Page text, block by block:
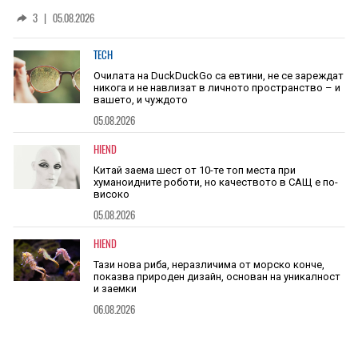
3 | 05.08.2026
TECH
Очилата на DuckDuckGo са евтини, не се зареждат
никога и не навлизат в личното пространство – и
вашето, и чуждото
05.08.2026
HIEND
Китай заема шест от 10-те топ места при
хуманоидните роботи, но качеството в САЩ е по-
високо
05.08.2026
HIEND
Тази нова риба, неразличима от морско конче,
показва природен дизайн, основан на уникалност
и заемки
06.08.2026